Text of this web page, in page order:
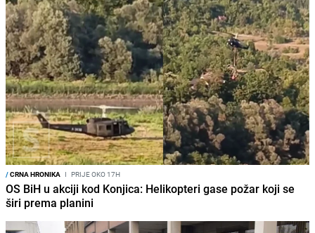
/CRNA HRONIKA I PRIJE OKO 17H
OS BiH u akciji kod Konjica: Helikopteri gase požar koji se
širi prema planini